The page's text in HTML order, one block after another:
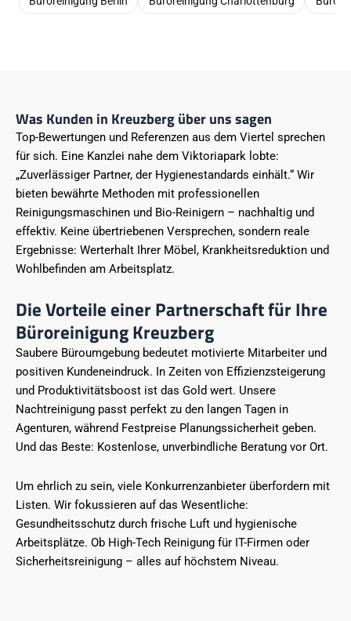
Was Kunden in Kreuzberg über uns sagen
Top-Bewertungen und Referenzen aus dem Viertel sprechen
für sich. Eine Kanzlei nahe dem Viktoriapark lobte:
„Zuverlässiger Partner, der Hygienestandards einhält.“ Wir
bieten bewährte Methoden mit professionellen
Reinigungsmaschinen und Bio-Reinigern – nachhaltig und
effektiv. Keine übertriebenen Versprechen, sondern reale
Ergebnisse: Werterhalt Ihrer Möbel, Krankheitsreduktion und
Wohlbefinden am Arbeitsplatz.
Die Vorteile einer Partnerschaft für Ihre
Büroreinigung Kreuzberg
Saubere Büroumgebung bedeutet motivierte Mitarbeiter und
positiven Kundeneindruck. In Zeiten von Effizienzsteigerung
und Produktivitätsboost ist das Gold wert. Unsere
Nachtreinigung passt perfekt zu den langen Tagen in
Agenturen, während Festpreise Planungssicherheit geben.
Und das Beste: Kostenlose, unverbindliche Beratung vor Ort.
Um ehrlich zu sein, viele Konkurrenzanbieter überfordern mit
Listen. Wir fokussieren auf das Wesentliche:
Gesundheitsschutz durch frische Luft und hygienische
Arbeitsplätze. Ob High-Tech Reinigung für IT-Firmen oder
Sicherheitsreinigung – alles auf höchstem Niveau.